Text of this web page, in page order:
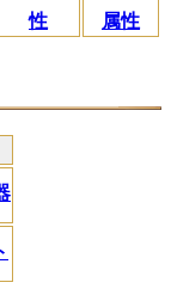
性
属性